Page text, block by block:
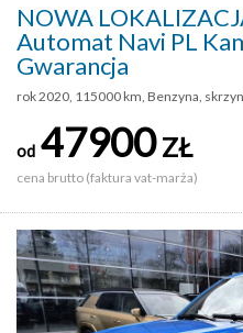
NOWA
Automat Navi PL
Gwarancja
rok 2020, 115000 km, Benzyna,
od 47900ZŁ
cena brutto (faktura vat-marża)